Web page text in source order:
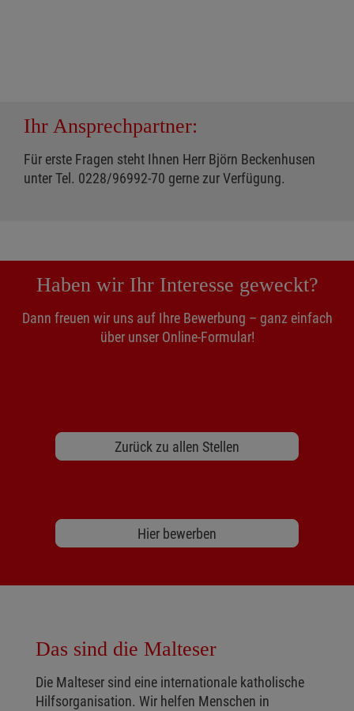
Ihr Ansprechpartner:
Für erste Fragen steht Ihnen Herr Björn Beckenhusen
unter Tel. 0228/96992-70 gerne zur Verfügung.
Haben wir Ihr Interesse geweckt?
Dann freuen wir uns auf Ihre Bewerbung – ganz einfach
über unser Online-Formular!
Zurück zu allen Stellen
Hier bewerben
Das sind die Malteser
Die Malteser sind eine internationale katholische
Hilfsorganisation. Wir helfen Menschen in